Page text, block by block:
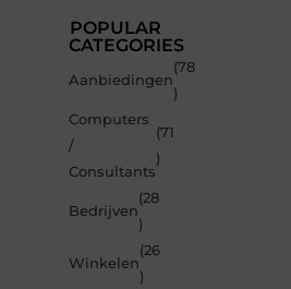
POPULAR
CATEGORIES
Aanbiedingen
(78
)
Computers
/
Consultants
(71
)
Bedrijven
(28
)
Winkelen
(26
)